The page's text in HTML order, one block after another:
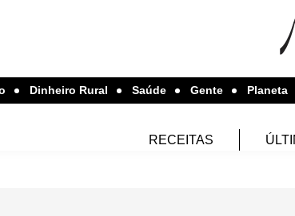
Dinheiro Rural Saúde Gente Planeta
RECEITAS